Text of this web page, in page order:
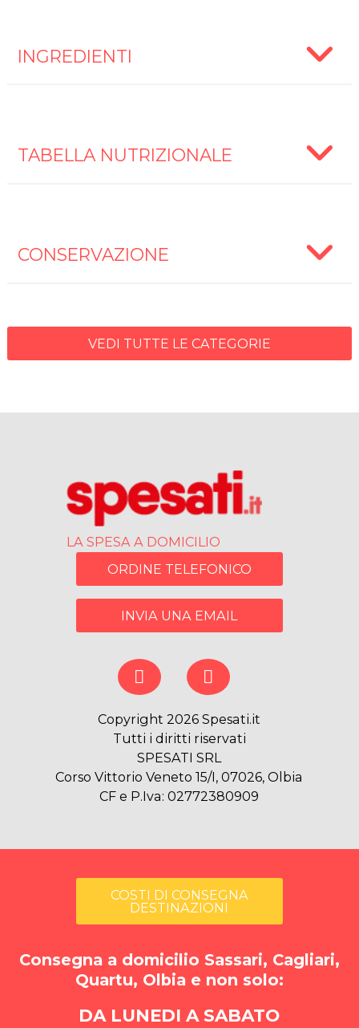
INGREDIENTI
TABELLA NUTRIZIONALE
CONSERVAZIONE
VEDI TUTTE LE CATEGORIE
LA SPESA A DOMICILIO
ORDINE TELEFONICO
INVIA UNA EMAIL
Copyright 2026 Spesati.it
Tutti i diritti riservati
SPESATI SRL
Corso Vittorio Veneto 15/I, 07026, Olbia
CF e P.Iva: 02772380909
COSTI DI CONSEGNA
DESTINAZIONI
Consegna a domicilio Sassari, Cagliari,
Quartu, Olbia e non solo:
DA LUNEDI A SABATO